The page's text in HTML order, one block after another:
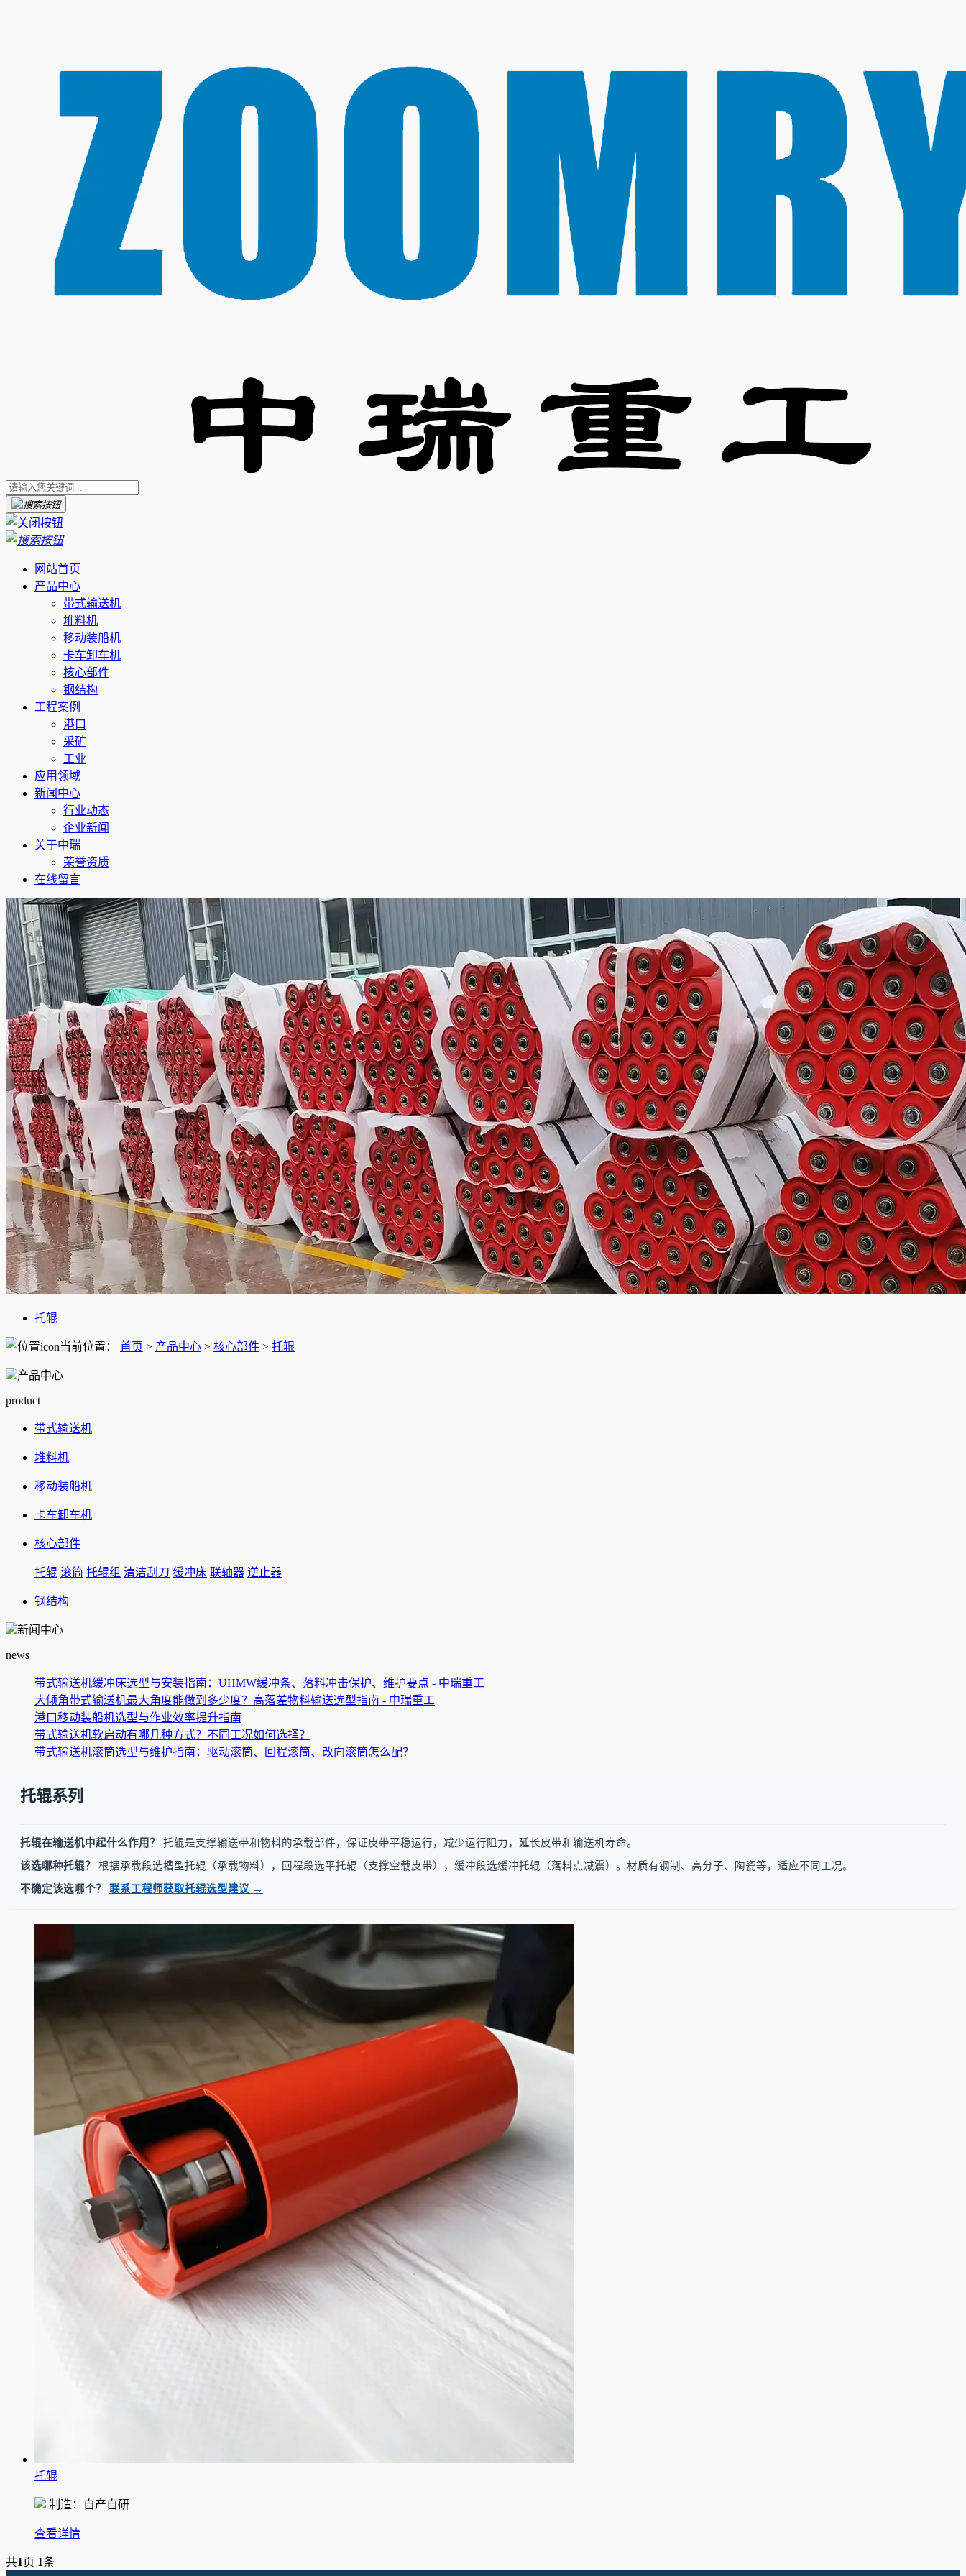
网站首页
产品中心
带式输送机
堆料机
移动装船机
卡车卸车机
核心部件
钢结构
工程案例
港口
采矿
工业
应用领域
新闻中心
行业动态
企业新闻
关于中瑞
荣誉资质
在线留言
托辊
当前位置： 首页 > 产品中心 > 核心部件 > 托辊
产品中心
product
带式输送机
堆料机
移动装船机
卡车卸车机
核心部件
托辊 滚筒 托辊组 清洁刮刀 缓冲床 联轴器 逆止器
钢结构
新闻中心
news
带式输送机缓冲床选型与安装指南：UHMW缓冲条、落料冲击保护、维护要点 - 中瑞重工
大倾角带式输送机最大角度能做到多少度？高落差物料输送选型指南 - 中瑞重工
港口移动装船机选型与作业效率提升指南
带式输送机软启动有哪几种方式？不同工况如何选择？
带式输送机滚筒选型与维护指南：驱动滚筒、回程滚筒、改向滚筒怎么配？
托辊系列
托辊在输送机中起什么作用？
托辊是支撑输送带和物料的承载部件，保证皮带平稳运行，减少运行阻力，延长皮带和输送机寿命。
该选哪种托辊？
根据承载段选槽型托辊（承载物料），回程段选平托辊（支撑空载皮带），缓冲段选缓冲托辊（落料点减震）。材质有钢制、高分子、陶瓷等，适应不同工况。
不确定该选哪个？
联系工程师获取托辊选型建议 →
托辊
制造：自产自研
查看详情
共1页 1条